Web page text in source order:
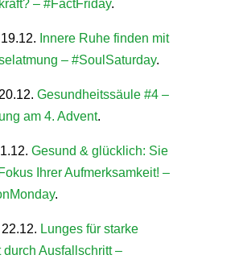
– #FactFriday.
Innere Ruhe finden mit
– #SoulSaturday.
Gesundheitssäule #4 –
am 4. Advent.
Gesund & glücklich: Sie
Ihrer Aufmerksamkeit! –
.
Lunges für starke
durch Ausfallschritt –